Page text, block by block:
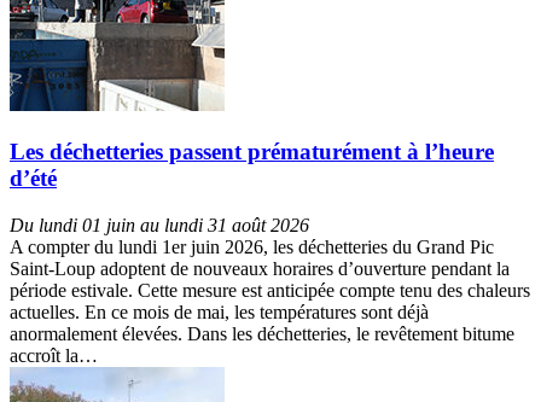
Les déchetteries passent prématurément à l’heure
d’été
Du lundi 01 juin au lundi 31 août 2026
A compter du lundi 1er juin 2026, les déchetteries du Grand Pic
Saint-Loup adoptent de nouveaux horaires d’ouverture pendant la
période estivale. Cette mesure est anticipée compte tenu des chaleurs
actuelles. En ce mois de mai, les températures sont déjà
anormalement élevées. Dans les déchetteries, le revêtement bitume
accroît la…